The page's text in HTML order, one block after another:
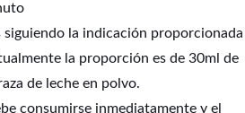
siguiendo la indicación proporcionada
la proporción es de 30ml de
de leche en polvo.
consumirse inmediatamente y el